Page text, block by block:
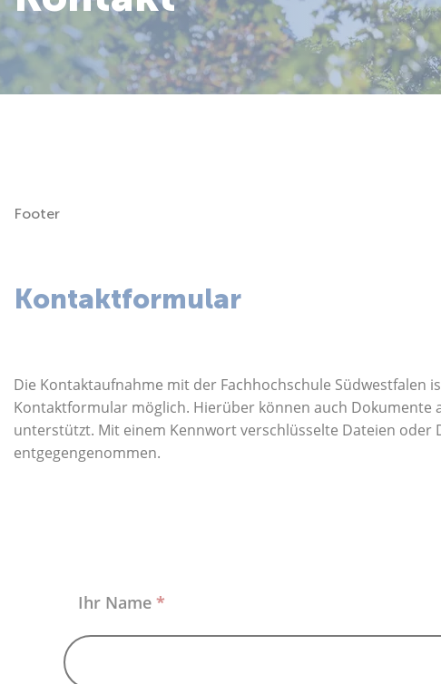
Über uns
Footer
Kontaktformular
Die Kontaktaufnahme mit der Fachhochschule Südwestfalen
Kontaktformular möglich. Hierüber können auch Dokumente
unterstützt. Mit einem Kennwort verschlüsselte Dateien
entgegengenommen.